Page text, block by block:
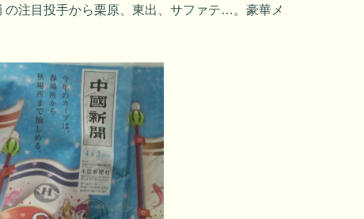
の注目投手から栗原、東出、サファテ…。豪華メ